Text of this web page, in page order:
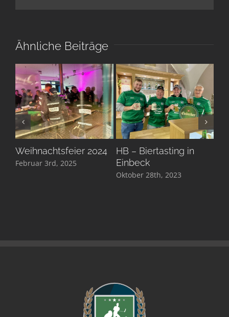
Ähnliche Beiträge
Weihnachtsfeier 2024
Februar 3rd, 2025
HB – Biertasting in
Einbeck
Oktober 28th, 2023